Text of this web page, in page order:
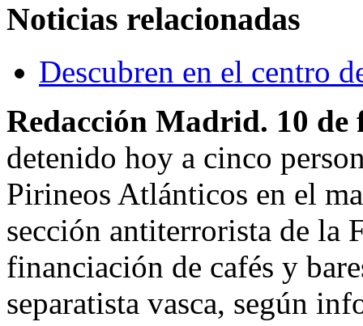
Noticias relacionadas
Descubren en el centro
Redacción Madrid. 10
detenido hoy a cinco
Pirineos Atlánticos en el
sección antiterrorista de la
financiación de cafés y
separatista vasca, según